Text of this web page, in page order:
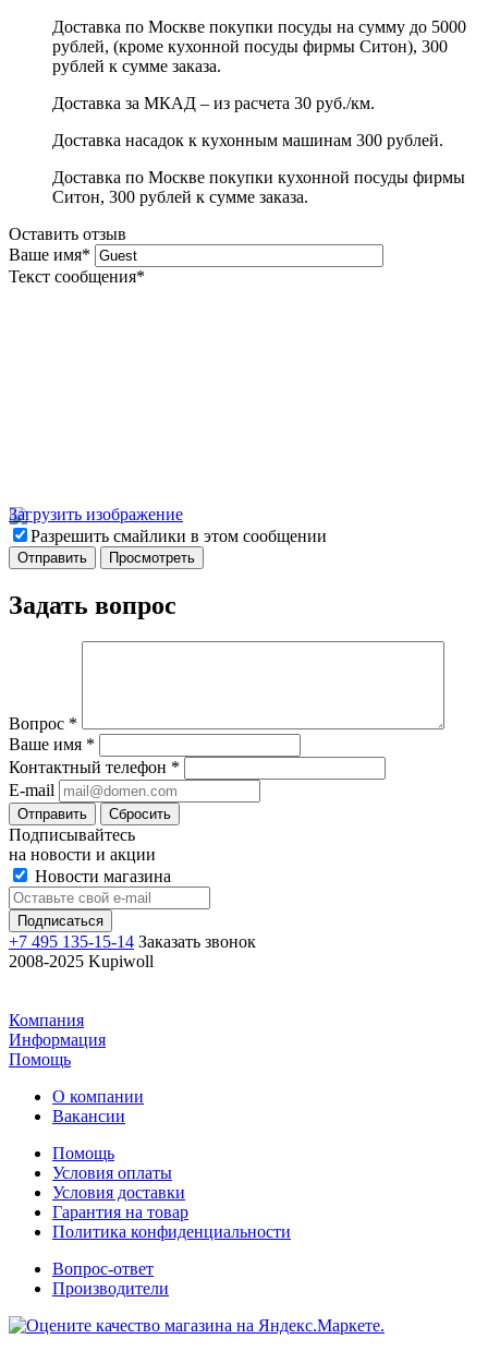
Доставка по Москве покупки посуды на сумму до 5000
рублей, (кроме кухонной посуды фирмы Ситон), 300
рублей к сумме заказа.
Доставка за МКАД – из расчета 30 руб./км.
Доставка насадок к кухонным машинам 300 рублей.
Доставка по Москве покупки кухонной посуды фирмы
Ситон, 300 рублей к сумме заказа.
Оставить отзыв
Ваше имя*
Текст сообщения*
Загрузить изображение
Разрешить смайлики в этом сообщении
Задать вопрос
Вопрос *
Ваше имя *
Контактный телефон *
E-mail
Отправить Сбросить
Подписывайтесь
на новости и акции
Новости магазина
+7 495 135-15-14 Заказать звонок
2008-2025 Kupiwoll
Компания
Информация
Помощь
О компании
Вакансии
Помощь
Условия оплаты
Условия доставки
Гарантия на товар
Политика конфиденциальности
Вопрос-ответ
Производители